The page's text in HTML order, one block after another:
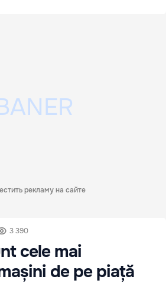
рекламу на сайте
3 390
cele mai
de pe piață